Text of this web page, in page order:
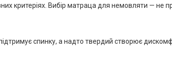
критеріях. Вибір матраца для немовляти — не
спинку, а надто твердий створює